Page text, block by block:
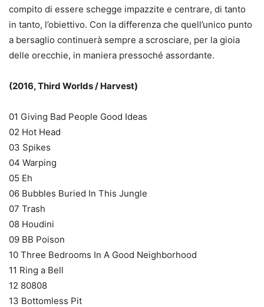
compito di essere schegge impazzite e centrare, di tanto
in tanto, l’obiettivo. Con la differenza che quell’unico punto
a bersaglio continuerà sempre a scrosciare, per la gioia
delle orecchie, in maniera pressoché assordante.
(2016, Third Worlds / Harvest)
01 Giving Bad People Good Ideas
02 Hot Head
03 Spikes
04 Warping
05 Eh
06 Bubbles Buried In This Jungle
07 Trash
08 Houdini
09 BB Poison
10 Three Bedrooms In A Good Neighborhood
11 Ring a Bell
12 80808
13 Bottomless Pit